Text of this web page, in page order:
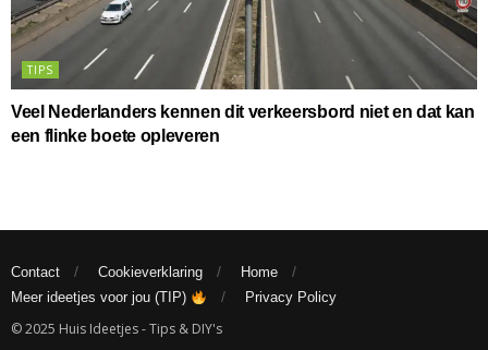
TIPS
Veel Nederlanders kennen dit verkeersbord niet en dat kan
een flinke boete opleveren
Contact Cookieverklaring
Home
Meer ideetjes voor jou (TIP)
Privacy Policy
© 2025 Huis Ideetjes - Tips & DIY's